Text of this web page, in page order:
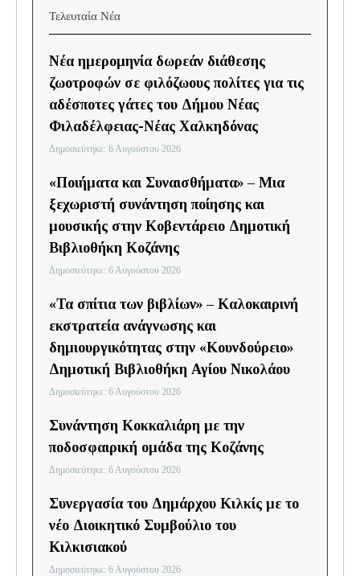
Τελευταία Νέα
Νέα ημερομηνία δωρεάν διάθεσης
ζωοτροφών σε φιλόζωους πολίτες για τις
αδέσποτες γάτες του Δήμου Νέας
Φιλαδέλφειας-Νέας Χαλκηδόνας
Δημοσιεύτηκε: 6 Αυγούστου 2026
«Ποιήματα και Συναισθήματα» – Μια
ξεχωριστή συνάντηση ποίησης και
μουσικής στην Κοβεντάρειο Δημοτική
Βιβλιοθήκη Κοζάνης
Δημοσιεύτηκε: 6 Αυγούστου 2026
«Τα σπίτια των βιβλίων» – Καλοκαιρινή
εκστρατεία ανάγνωσης και
δημιουργικότητας στην «Κουνδούρειο»
Δημοτική Βιβλιοθήκη Αγίου Νικολάου
Δημοσιεύτηκε: 6 Αυγούστου 2026
Συνάντηση Κοκκαλιάρη με την
ποδοσφαιρική ομάδα της Κοζάνης
Δημοσιεύτηκε: 6 Αυγούστου 2026
Συνεργασία του Δημάρχου Κιλκίς με το
νέο Διοικητικό Συμβούλιο του
Κιλκισιακού
Δημοσιεύτηκε: 6 Αυγούστου 2026